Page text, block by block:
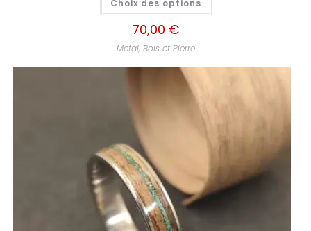
Choix des options
70,00 €
Metal, Bois et Pierre